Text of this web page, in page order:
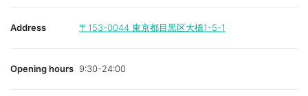
Address 〒153-0044 東京都目黒区大橋1-5-1
Opening hours 9:30-24:00